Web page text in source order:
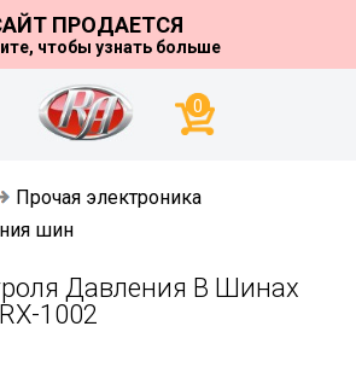
ПРОДАЕТСЯ
чтобы узнать больше
0
Прочая электроника
шин
Давления В Шинах
1002